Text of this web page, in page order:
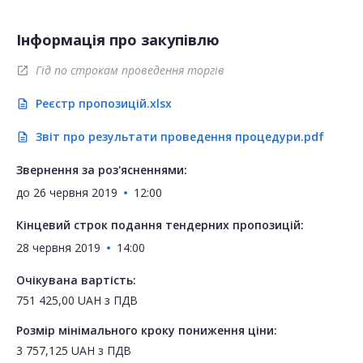
Інформація про закупівлю
open_in_new Гід по строкам проведення торгів
description Реєстр пропозицій.xlsx
description Звіт про результати проведення процедури.pdf
Звернення за роз'ясненнями:
до 26 червня 2019 12:00
Кінцевий строк подання тендерних пропозицій:
28 червня 2019
14:00
Очікувана вартість:
751 425,00 UAH з ПДВ
Розмір мінімального кроку пониження ціни:
3 757,125 UAH з ПДВ